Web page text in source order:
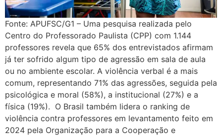
Fonte: APUFSC/G1 – Uma pesquisa realizada pelo
Centro do Professorado Paulista (CPP) com 1.144
professores revela que 65% dos entrevistados afirmam
já ter sofrido algum tipo de agressão em sala de aula
ou no ambiente escolar. A violência verbal é a mais
comum, representando 71% das agressões, seguida pela
psicológica e moral (58%), a institucional (27%) e a
física (19%). O Brasil também lidera o ranking de
violência contra professores em levantamento feito em
2024 pela Organização para a Cooperação e